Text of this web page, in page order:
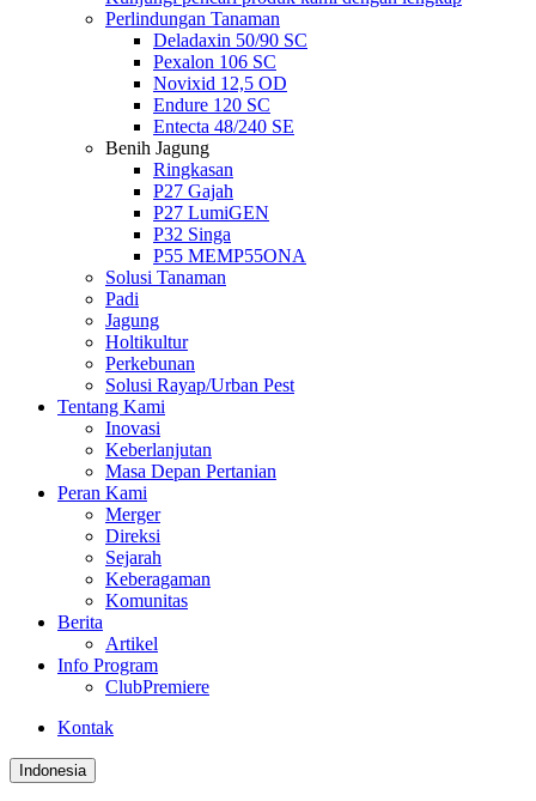
Perlindungan Tanaman
Deladaxin 50/90 SC
Pexalon 106 SC
Novixid 12,5 OD
Endure 120 SC
Entecta 48/240 SE
Benih Jagung
Ringkasan
P27 Gajah
P27 LumiGEN
P32 Singa
P55 MEMP55ONA
Solusi Tanaman
Padi
Jagung
Holtikultur
Perkebunan
Solusi Rayap/Urban Pest
Tentang Kami
Inovasi
Keberlanjutan
Masa Depan Pertanian
Peran Kami
Merger
Direksi
Sejarah
Keberagaman
Komunitas
Berita
Artikel
Info Program
ClubPremiere
Kontak
Indonesia